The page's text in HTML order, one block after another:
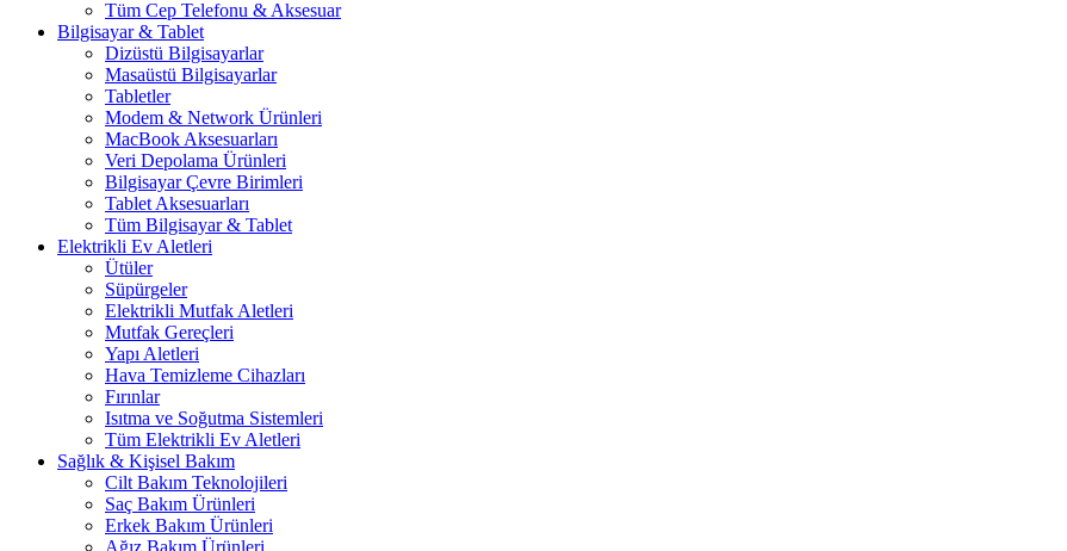
Tüm Cep Telefonu & Aksesuar
Bilgisayar & Tablet
Dizüstü Bilgisayarlar
Masaüstü Bilgisayarlar
Tabletler
Modem & Network Ürünleri
MacBook Aksesuarları
Veri Depolama Ürünleri
Bilgisayar Çevre Birimleri
Tablet Aksesuarları
Tüm Bilgisayar & Tablet
Elektrikli Ev Aletleri
Ütüler
Süpürgeler
Elektrikli Mutfak Aletleri
Mutfak Gereçleri
Yapı Aletleri
Hava Temizleme Cihazları
Fırınlar
Isıtma ve Soğutma Sistemleri
Tüm Elektrikli Ev Aletleri
Sağlık & Kişisel Bakım
Cilt Bakım Teknolojileri
Saç Bakım Ürünleri
Erkek Bakım Ürünleri
Ağız Bakım Ürünleri